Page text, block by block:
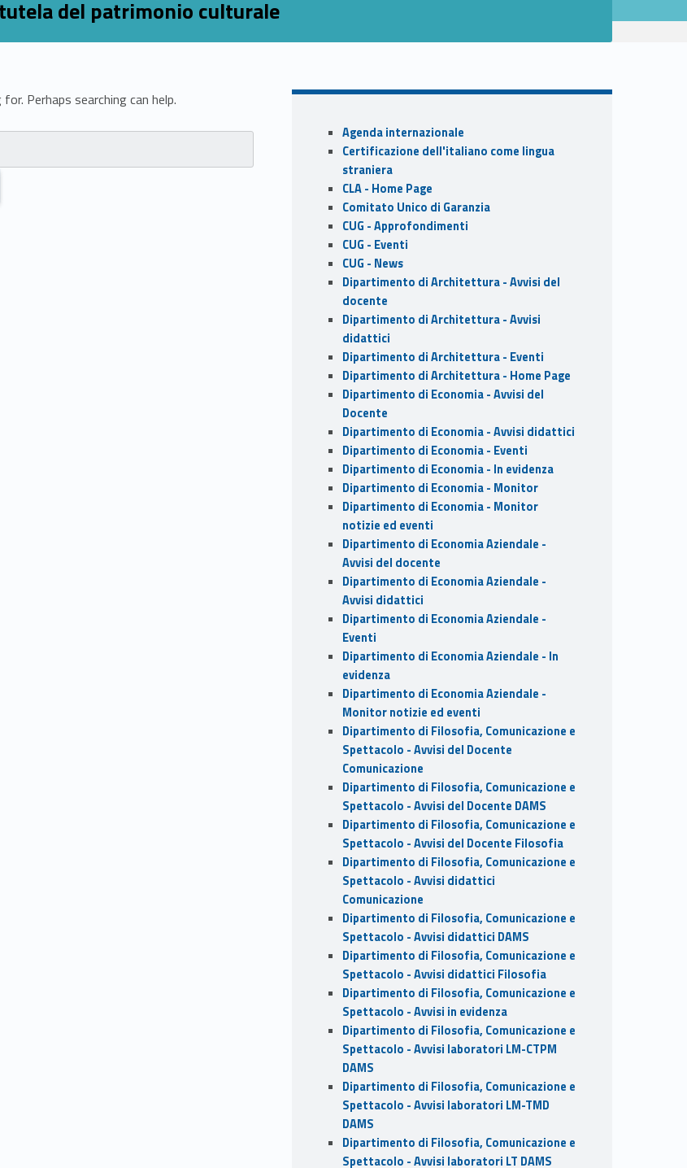
del patrimonio culturale
Perhaps searching can help.
Sidebar
Agenda internazionale
Certificazione dell'italiano come lingua
straniera
CLA - Home Page
Comitato Unico di Garanzia
CUG - Approfondimenti
CUG - Eventi
CUG - News
Dipartimento di Architettura - Avvisi del
docente
Dipartimento di Architettura - Avvisi
didattici
Dipartimento di Architettura - Eventi
Dipartimento di Architettura - Home Page
Dipartimento di Economia - Avvisi del
Docente
Dipartimento di Economia - Avvisi didattici
Dipartimento di Economia - Eventi
Dipartimento di Economia - In evidenza
Dipartimento di Economia - Monitor
Dipartimento di Economia - Monitor
notizie ed eventi
Dipartimento di Economia Aziendale -
Avvisi del docente
Dipartimento di Economia Aziendale -
Avvisi didattici
Dipartimento di Economia Aziendale -
Eventi
Dipartimento di Economia Aziendale - In
evidenza
Dipartimento di Economia Aziendale -
Monitor notizie ed eventi
Dipartimento di Filosofia, Comunicazione e
Spettacolo - Avvisi del Docente
Comunicazione
Dipartimento di Filosofia, Comunicazione e
Spettacolo - Avvisi del Docente DAMS
Dipartimento di Filosofia, Comunicazione e
Spettacolo - Avvisi del Docente Filosofia
Dipartimento di Filosofia, Comunicazione e
Spettacolo - Avvisi didattici
Comunicazione
Dipartimento di Filosofia, Comunicazione e
Spettacolo - Avvisi didattici DAMS
Dipartimento di Filosofia, Comunicazione e
Spettacolo - Avvisi didattici Filosofia
Dipartimento di Filosofia, Comunicazione e
Spettacolo - Avvisi in evidenza
Dipartimento di Filosofia, Comunicazione e
Spettacolo - Avvisi laboratori LM-CTPM
DAMS
Dipartimento di Filosofia, Comunicazione e
Spettacolo - Avvisi laboratori LM-TMD
DAMS
Dipartimento di Filosofia, Comunicazione e
Spettacolo - Avvisi laboratori LT DAMS